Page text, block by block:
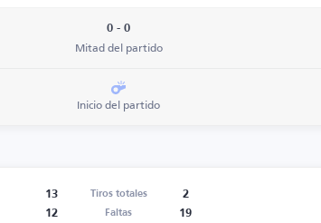
0 - 0
Mitad del partido
Inicio del partido
13 Tiros totales
2
12
Faltas 19